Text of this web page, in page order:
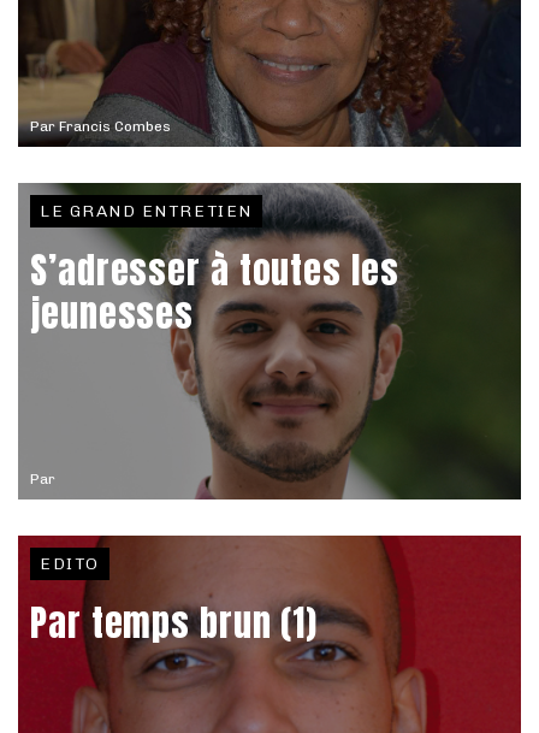
ParFrancis Combes
Par
LE GRAND ENTRETIEN
S’adresser à toutes les
jeunesses
EDITO
Par temps brun (1)